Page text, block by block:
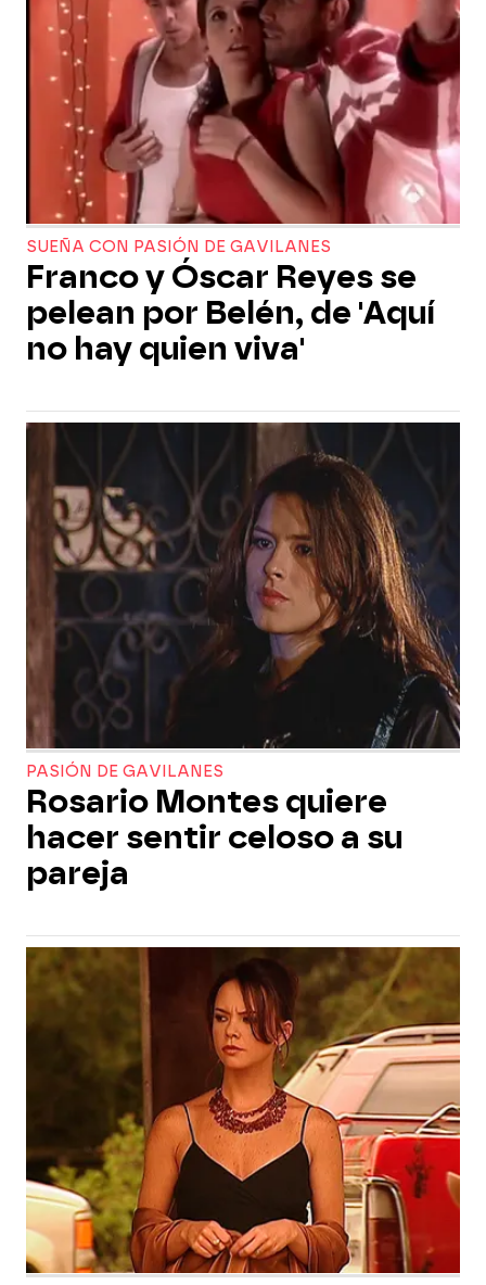
SUEÑA CON PASIÓN DE GAVILANES
Franco y Óscar Reyes se
pelean por Belén, de 'Aquí
no hay quien viva'
PASIÓN DE GAVILANES
Rosario Montes quiere
hacer sentir celoso a su
pareja